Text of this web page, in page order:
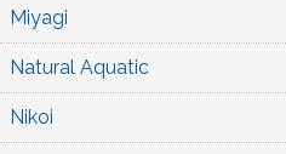
Miyagi
Natural Aquatic
Nikoi